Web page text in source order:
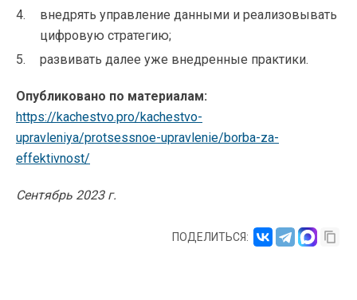
внедрять управление данными и реализовывать
цифровую стратегию;
развивать далее уже внедренные практики.
Опубликовано по материалам:
https://kachestvo.pro/kachestvo-
upravleniya/protsessnoe-upravlenie/borba-za-
effektivnost/
Сентябрь 2023 г.
ПОДЕЛИТЬСЯ: